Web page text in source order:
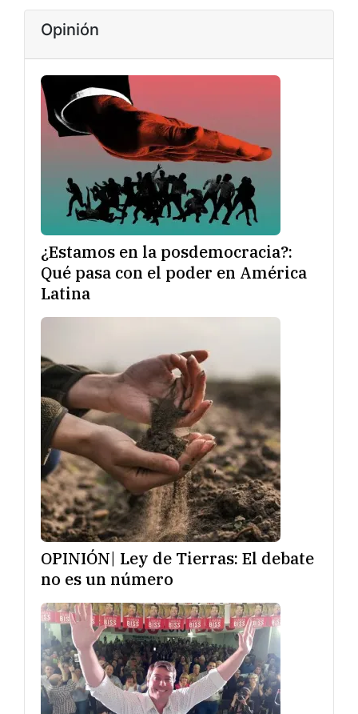
Opinión
¿Estamos en la posdemocracia?:
Qué pasa con el poder en América
Latina
OPINIÓN| Ley de Tierras: El debate
no es un número